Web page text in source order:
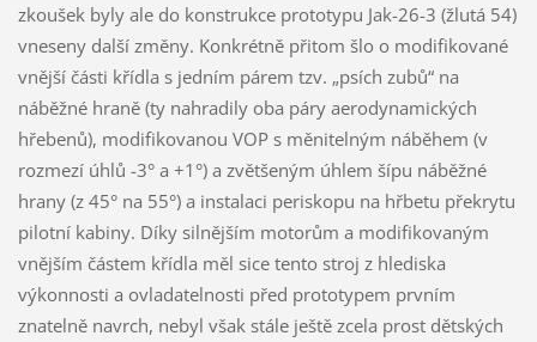
zkoušek byly ale do konstrukce prototypu Jak-26-3 (žlutá 54)
vneseny další změny. Konkrétně přitom šlo o modifikované
vnější části křídla s jedním párem tzv. „psích zubů“ na
náběžné hraně (ty nahradily oba páry aerodynamických
hřebenů), modifikovanou VOP s měnitelným náběhem (v
rozmezí úhlů -3° a +1°) a zvětšeným úhlem šípu náběžné
hrany (z 45° na 55°) a instalaci periskopu na hřbetu překrytu
pilotní kabiny. Díky silnějším motorům a modifikovaným
vnějším částem křídla měl sice tento stroj z hlediska
výkonnosti a ovladatelnosti před prototypem prvním
znatelně navrch, nebyl však stále ještě zcela prost dětských